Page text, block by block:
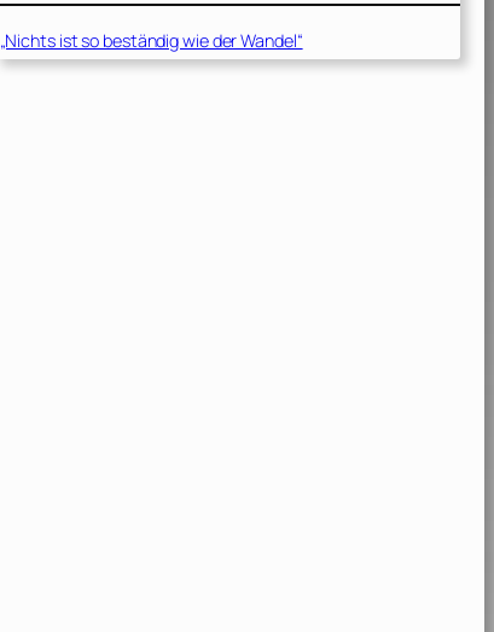
„Nichts ist so beständig wie der Wandel“